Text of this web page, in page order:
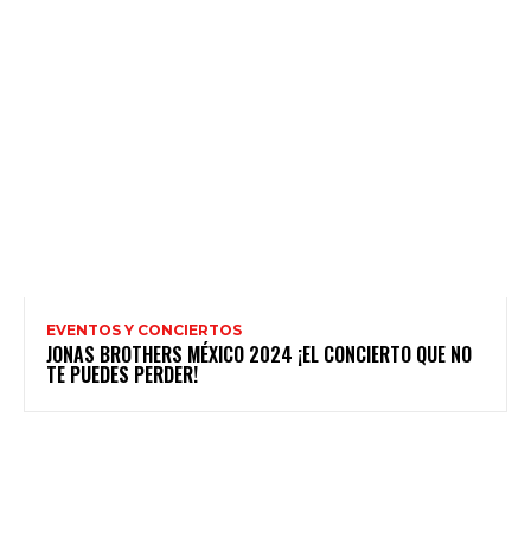
EVENTOS Y CONCIERTOS
JONAS BROTHERS MÉXICO 2024 ¡EL CONCIERTO QUE NO
TE PUEDES PERDER!